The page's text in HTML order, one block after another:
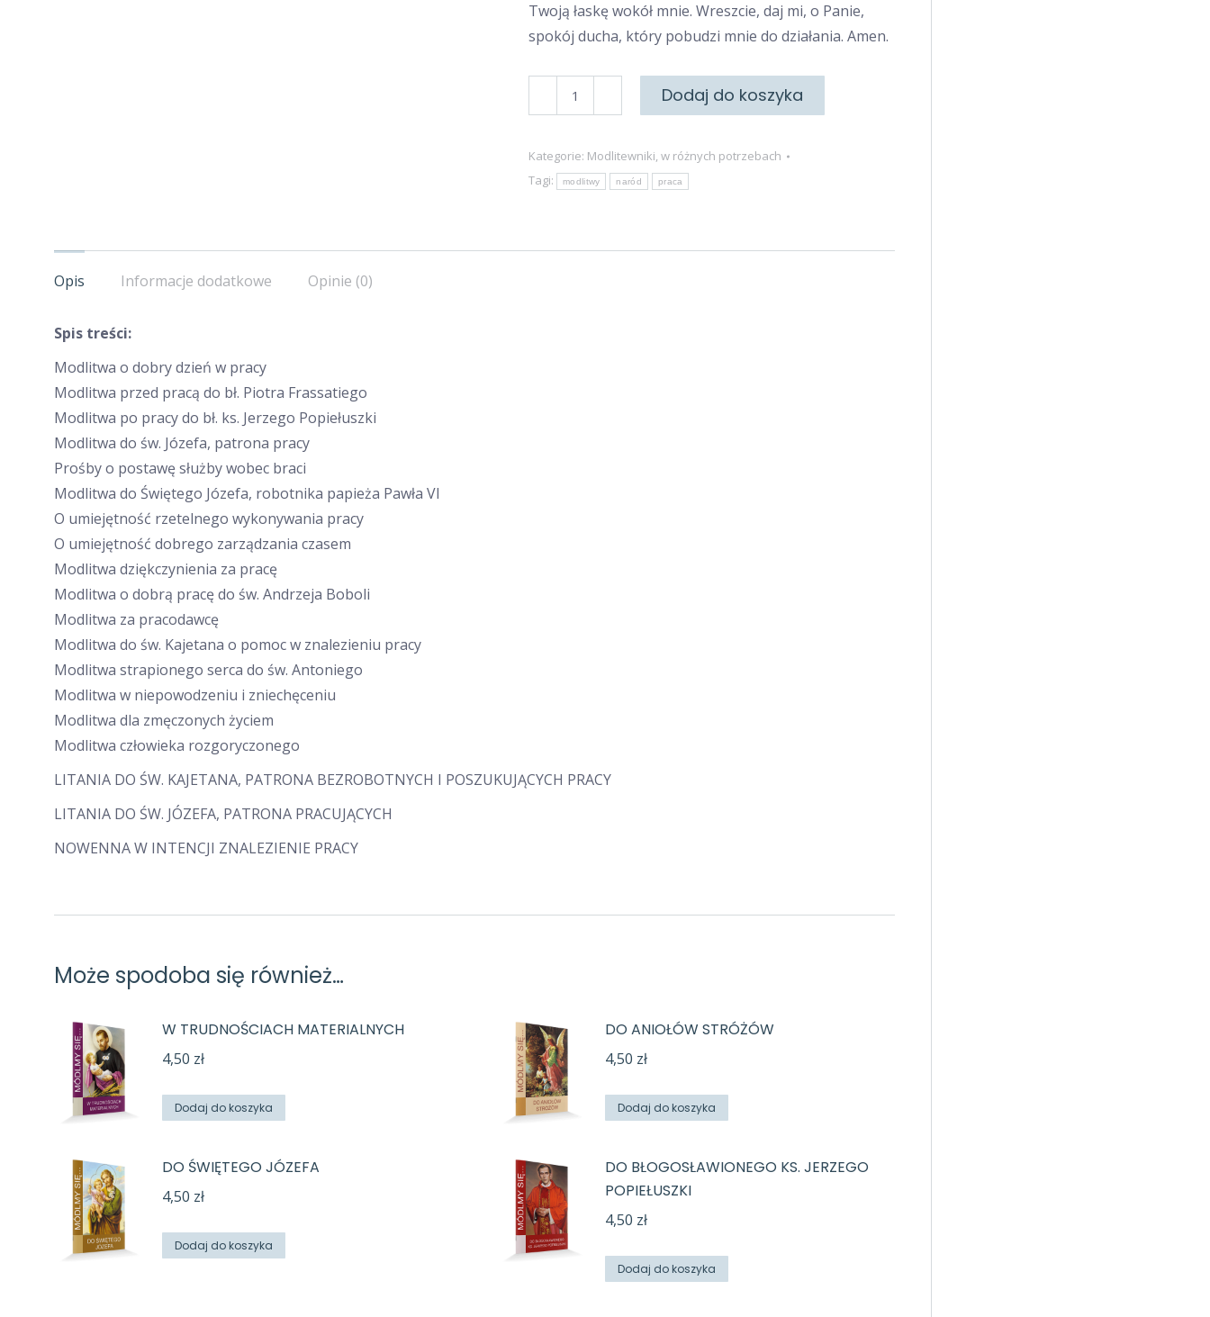
Twoją łaskę wokół mnie. Wreszcie, daj mi, o Panie,
spokój ducha, który pobudzi mnie do działania. Amen.
Modlitewnik
pracy
Dodaj do koszyka
Kategorie: Modlitewniki, w różnych potrzebach
Tagi:
modlitwy naród praca
Opis Informacje dodatkowe Opinie (0)
Spis treści:
Modlitwa o dobry dzień w pracy
Modlitwa przed pracą do bł. Piotra Frassatiego
Modlitwa po pracy do bł. ks. Jerzego Popiełuszki
Modlitwa do św. Józefa, patrona pracy
Prośby o postawę służby wobec braci
Modlitwa do Świętego Józefa, robotnika papieża Pawła VI
O umiejętność rzetelnego wykonywania pracy
O umiejętność dobrego zarządzania czasem
Modlitwa dziękczynienia za pracę
Modlitwa o dobrą pracę do św. Andrzeja Boboli
Modlitwa za pracodawcę
Modlitwa do św. Kajetana o pomoc w znalezieniu pracy
Modlitwa strapionego serca do św. Antoniego
Modlitwa w niepowodzeniu i zniechęceniu
Modlitwa dla zmęczonych życiem
Modlitwa człowieka rozgoryczonego
LITANIA DO ŚW. KAJETANA, PATRONA BEZROBOTNYCH I POSZUKUJĄCYCH PRACY
LITANIA DO ŚW. JÓZEFA, PATRONA PRACUJĄCYCH
NOWENNA W INTENCJI ZNALEZIENIE PRACY
Może spodoba się również…
W TRUDNOŚCIACH MATERIALNYCH
4,50 zł
Dodaj do koszyka
DO ANIOŁÓW STRÓŻÓW
4,50 zł
Dodaj do koszyka
DO ŚWIĘTEGO JÓZEFA
4,50 zł
Dodaj do koszyka
DO BŁOGOSŁAWIONEGO KS. JERZEGO
POPIEŁUSZKI
4,50 zł
Dodaj do koszyka